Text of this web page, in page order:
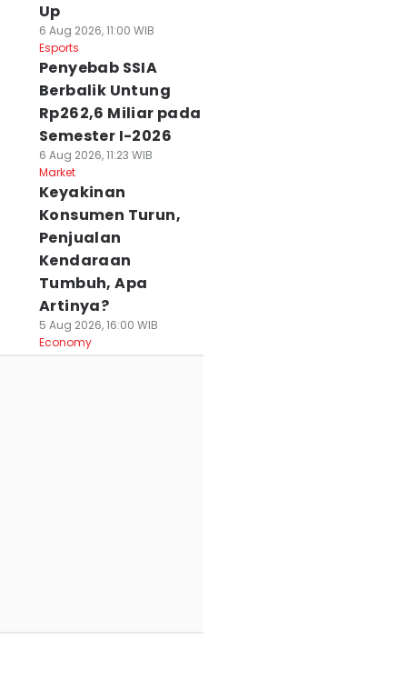
Up
6 Aug 2026, 11:00 WIB
Esports
Penyebab SSIA
Berbalik Untung
Rp262,6 Miliar pada
Semester I-2026
6 Aug 2026, 11:23 WIB
Market
Keyakinan
Konsumen Turun,
Penjualan
Kendaraan
Tumbuh, Apa
Artinya?
5 Aug 2026, 16:00 WIB
Economy